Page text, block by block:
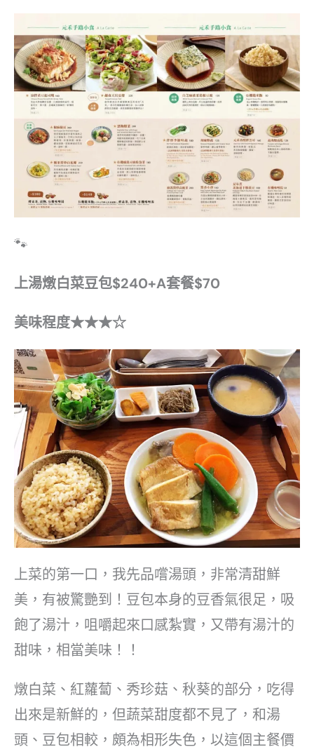
🐾
上湯燉白菜豆包$240+A套餐$70
美味程度★★★☆
上菜的第一口，我先品嚐湯頭，非常清甜鮮
美，有被驚艷到！豆包本身的豆香氣很足，吸
飽了湯汁，咀嚼起來口感紮實，又帶有湯汁的
甜味，相當美味！！
燉白菜、紅蘿蔔、秀珍菇、秋葵的部分，吃得
出來是新鮮的，但蔬菜甜度都不見了，和湯
頭、豆包相較，頗為相形失色，以這個主餐價